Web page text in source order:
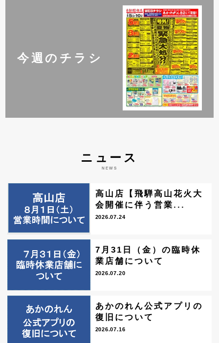
今週のチラシ
ニュース
NEWS
高山店【飛騨高山花火大
会開催に伴う営業...
2026.07.24
7月31日（金）の臨時休
業店舗について
2026.07.20
あかのれん公式アプリの
復旧について
2026.07.16